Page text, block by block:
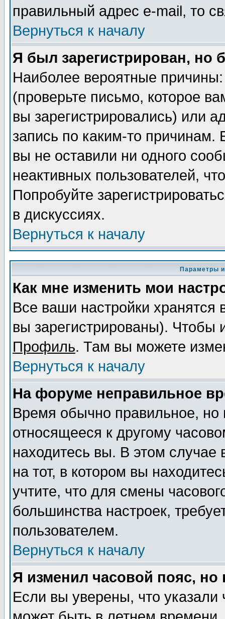
правильный адрес e-mail, то
Вернуться к началу
Я был зарегистрирован, но
Наиболее вероятные
(проверьте письмо, которое
вы зарегистрировались) или
запись по каким-то причинам.
вы не оставили ни одного
неактивных пользователей,
Попробуйте
в дискуссиях.
Вернуться к началу
Параметры
Как мне изменить мои
Все ваши настройки хранятся
вы зарегистрированы). Чтобы
Профиль. Там вы можете
Вернуться к началу
На форуме неправильное
Время обычно правильное,
относящееся к другому
находитесь вы. В этом
на тот, в котором вы
учтите, что для смены
большинства настроек,
пользователем.
Вернуться к началу
Я изменил часовой пояс,
Если вы уверены, что указали